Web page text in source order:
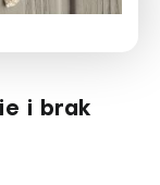
i brak